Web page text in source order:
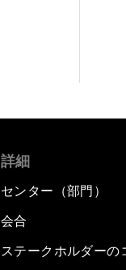
詳細
センター（部門）
会合
ステークホルダーの